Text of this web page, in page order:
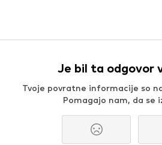
Je bil ta odgovor
Tvoje povratne informacije so
Pomagajo nam, da se